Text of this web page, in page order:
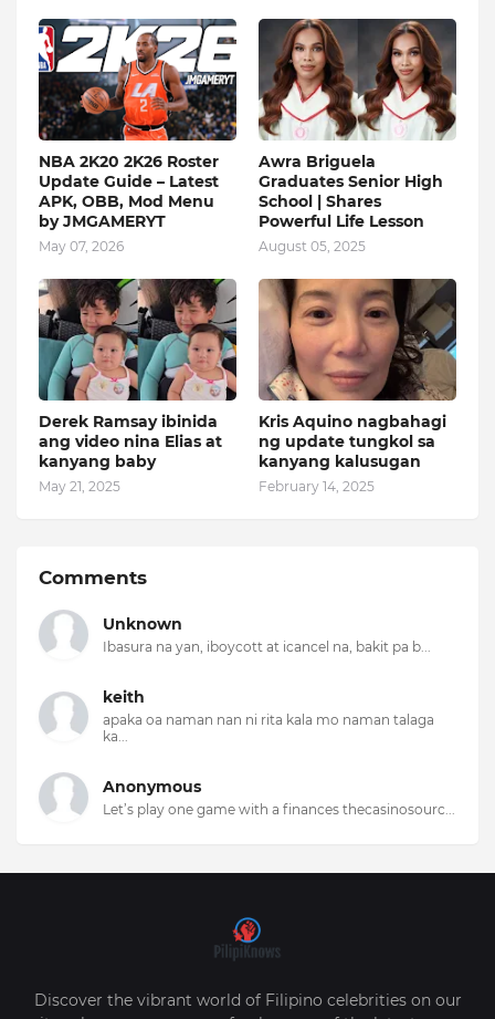
NBA 2K20 2K26 Roster
Update Guide – Latest
APK, OBB, Mod Menu
by JMGAMERYT
May 07, 2026
Awra Briguela
Graduates Senior High
School | Shares
Powerful Life Lesson
August 05, 2025
Derek Ramsay ibinida
ang video nina Elias at
kanyang baby
May 21, 2025
Kris Aquino nagbahagi
ng update tungkol sa
kanyang kalusugan
February 14, 2025
Comments
Unknown
Ibasura na yan, iboycott at icancel na, bakit pa b...
keith
apaka oa naman nan ni rita kala mo naman talaga
ka...
Anonymous
Let’s play one game with a finances thecasinosourc...
Discover the vibrant world of Filipino celebrities on our